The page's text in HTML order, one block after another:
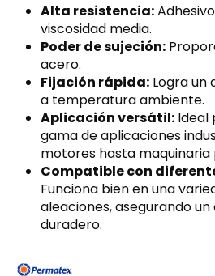
Alta resistencia:
viscosidad media.
Poder de sujeción:
acero.
Fijación rápida: Logra un
a temperatura ambiente.
Aplicación versátil: Ideal
gama de aplicaciones
motores hasta maquinaria
Compatible con
Funciona bien en una
aleaciones, asegurando un
duradero.